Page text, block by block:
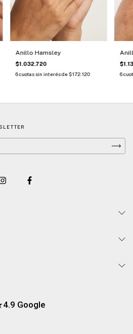
Anillo Hamsley
$1.032.720
6cuotas sin interés de$172.120
6
4.9 Google